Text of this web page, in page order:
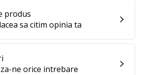
produs
sa citim opinia ta
ne orice intrebare